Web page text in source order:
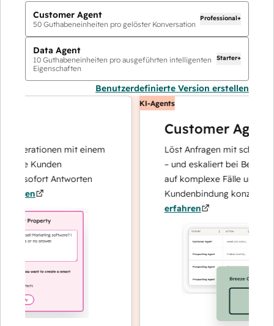
Customer Agent
50 Guthabeneinheiten pro gelöster Konversation
Professional+
Data Agent
10 Guthabeneinheiten pro ausgeführten intelligenten
Eigenschaften
Starter+
Benutzerdefinierte Version erstellen
mit einem
Kunden
sofort Antworten
KI-Agents
Customer Agent
Löst Anfragen mit schnellen,
– und eskaliert bei Bedarf,
auf komplexe Fälle und den
Kundenbindung konzentrieren
erfahren